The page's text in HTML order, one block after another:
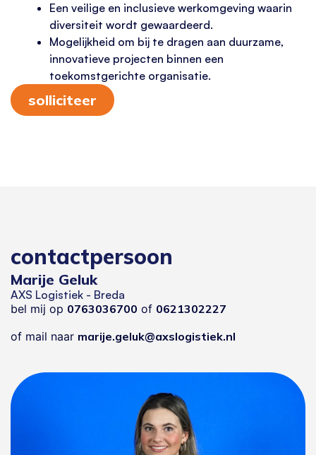
Een veilige en inclusieve werkomgeving waarin
diversiteit wordt gewaardeerd.
Mogelijkheid om bij te dragen aan duurzame,
innovatieve projecten binnen een
toekomstgerichte organisatie.
solliciteer
contactpersoon
Marije Geluk
AXS Logistiek - Breda
bel mij op 0763036700 of 0621302227
of mail naar marije.geluk@axslogistiek.nl